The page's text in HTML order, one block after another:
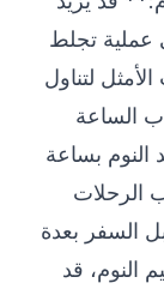
عملية تجلط
لتناول
الساعة
النوم بساعة
الرحلات
السفر بعدة
النوم، قد